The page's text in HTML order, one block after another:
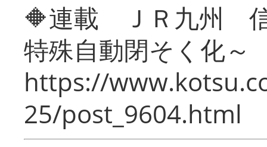
🔶連載 ＪＲ九州 信
特殊自動閉そく化～
https://
25/post_9604.html